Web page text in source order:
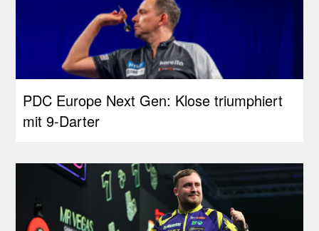
PDC Europe Next Gen: Klose triumphiert
mit 9-Darter